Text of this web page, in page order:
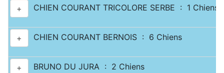
+ CHIEN COURANT TRICOLORE SERBE : 1 Chiens
+ CHIEN COURANT BERNOIS : 6 Chiens
+ BRUNO DU JURA : 2 Chiens